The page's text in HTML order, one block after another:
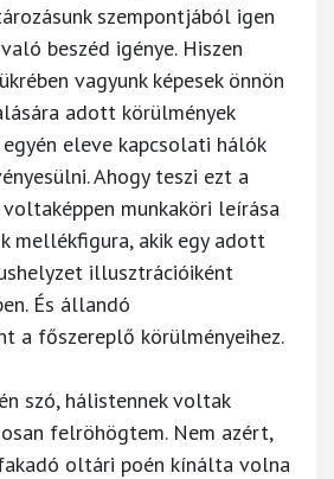
szempontjából igen
beszéd igénye. Hiszen
vagyunk képesek önnön
adott körülmények
eleve kapcsolati hálók
Ahogy teszi ezt a
munkaköri leírása
mellékfigura, akik egy adott
illusztrációiként
És állandó
a főszereplő körülményeihez.
szó, hálistennek voltak
felröhögtem. Nem azért,
oltári poén kínálta volna